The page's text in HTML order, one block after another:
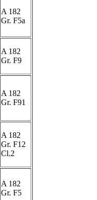
A 182
Gr. F5a
A 182
Gr. F9
A 182
Gr. F91
A 182
Gr. F12
Cl.2
A 182
Gr. F5